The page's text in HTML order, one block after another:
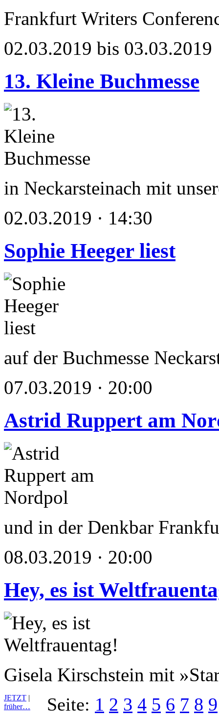
Frankfurt Writers
02.03.2019 bis 03.03.2019
13. Kleine Buchmesse
in Neckarsteinach mit
02.03.2019 · 14:30
Sophie Heeger liest
auf der Buchmesse
07.03.2019 · 20:00
Astrid Ruppert am
und in der Denkbar
08.03.2019 · 20:00
Hey, es ist
Gisela Kirschstein mit
JETZT |
früher…
Seite: 1 2 3 4 5 6 7 8 9